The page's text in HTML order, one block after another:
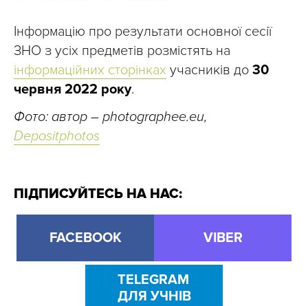
Інформацію про результати основної сесії
ЗНО з усіх предметів розмістять на
інформаційних сторінках учасників до 30
червня 2022 року.
Фото: автор – photographee.eu,
Depositphotos
ПІДПИСУЙТЕСЬ НА НАС:
FACEBOOK VIBER
TELEGRAM
ДЛЯ УЧНІВ